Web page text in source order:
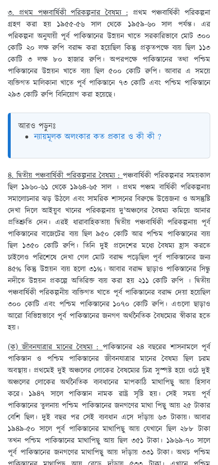
৩. প্রথম পঞ্চবার্ষিকী পরিকল্পনার বৈষম্য :প্রথম পঞ্চবার্ষিকী পরিকল্পনা
গ্রহণ করা হয় ১৯৫৫-৫৬ সাল থেকে ১৯৫৯-৬০ সাল পর্যন্ত। এর
পরিকল্পনা অনুযায়ী পূর্ব পাকিস্তানের উন্নয়ন খাতে সরকারিভাবে মোট ৩০০
কোটি ২০ লক্ষ রুপি বরাদ্দ করা হয়েছিল কিন্তু প্রকৃতপক্ষে ব্যয় ছিল ১১৩
কোটি ৩ লক্ষ ৮০ হাজার রুপি। অপরপক্ষে পাকিস্তানের তথা পশ্চিম
পাকিস্তানের উন্নয়ন খাতে ব্যয় ছিল ৫০০ কোটি রুপি। আবার এ সময়ে
ব্যক্তিগত মালিকানা খাতে পূর্ব পাকিস্তানে ৭৩ কোটি এবং পশ্চিম পাকিস্তানে
২৯৩ কোটি রুপি বিনিয়োগ করা হয়েছে।
আরও পড়ুনঃ
ন্যায়মূলক অলংকার কত প্রকার ও কী কী ?
৪. দ্বিতীয় পঞ্চবার্ষিকী পরিকল্পনার বৈষম্য :পঞ্চবার্ষিকী পরিকল্পনার সময়কাল
ছিল ১৯৬০-৬১ থেকে ১৯৬৪-৬৫ সাল । প্রথম পঞ্চম বার্ষিকী পরিকল্পনায়
সমালোচনার ঝড় উঠলে এবং সামরিক শাসনের বিরুদ্ধে উত্তেজনা ও অসন্তুষ্টি
দেখা দিলে আইয়ুব খানের পরিকল্পনায় দু'অঞ্চলের বৈষম্য কমিয়ে আনার
প্রতিশ্রুতি দেন। এরই ধারাবাহিকতায় দ্বিতীয় পঞ্চবার্ষিকী পরিকল্পনায় পূর্ব
পাকিস্তানের বাজেটের ব্যয় ছিল ৯৫০ কোটি আর পশ্চিম পাকিস্তানের ব্যয়
ছিল ১৩৫০ কোটি রুপি। তিনি দুই প্রদেশের মধ্যে বৈষম্য হ্রাস করতে
চাইলেও পরিশেষে দেখা গেল মোট বরাদ্দ পড়েছিল পূর্ব পাকিস্তানের জন্য
৪৫% কিন্তু উন্নয়ন ব্যয় হলো ৩১%। আবার বরাদ্দ ছাড়াও পাকিস্তানের সিন্ধু
নদীতে উন্নয়ন প্রকল্পে অতিরিক্ত ব্যয় করা হয় ২১১ কোটি রুপি । দ্বিতীয়
পঞ্চবার্ষিকী পরিকল্পনীয় ব্যক্তিগত খাতে পূর্ব পাকিস্তানের বরাদ্দ দেয়া হয়েছিল
৩০০ কোটি এবং পশ্চিম পাকিস্তানের ১০৭০ কোটি রুপি। এগুলো ছাড়াও
আরো বিভিন্নভাবে পূর্ব পাকিস্তানের জনগণ অর্থনৈতিক বৈষম্যের স্বীকার হতে
হয়।
(ক) জীবনযাত্রার মানের বৈষম্য :পাকিস্তানের ২৪ বছরের শাসনামলে পূর্ব
পাকিস্তান ও পশ্চিম পাকিস্তানের জীবনযাত্রার মানের বৈষম্য ছিল চরম
অবস্থায়। প্রথমেই দুই অঞ্চলের লোকের বৈষম্যের চিত্র সুস্পষ্ট হয়ে ওঠে দুই
অঞ্চলের লোকের অর্থনৈতিক ব্যবধানের মাপকাঠি মাথাপিছু আয় হিসাব
করে। ১৯৪৭ সালে পাকিস্তান নামক রাষ্ট্র সৃষ্টি হয়। সেই সময় পূর্ব
পাকিস্তানের তুলনায় পশ্চিম পাকিস্তানের জনগণের মাথা পিছু আয় ২৫ টাকার
বেশি ছিল। দুই বছর পর সেই ব্যবধান এসে দাঁড়ায় ৬৩ টাকায়। আবার
১৯৪৯-৫০ সালে পূর্ব পাকিস্তানের মাথাপিছু আয় যেখানে ছিল ২৮৮ টাকা
তখন পশ্চিম পাকিস্তানের মাথাপিছু আয় ছিল ৩৫১ টাকা। ১৯৬৯-৭০ সালে
পূর্ব পাকিস্তানের জনগণের মাথাপিছু আয় দাঁড়ায় ৩৩১ টাকা। অথচ পশ্চিম